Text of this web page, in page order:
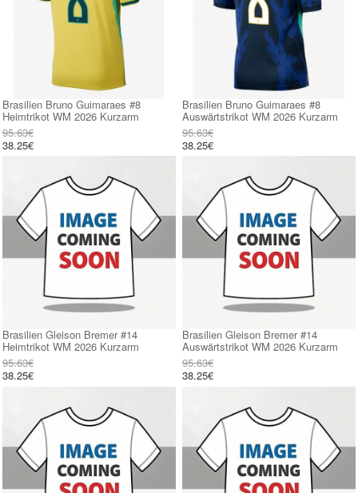
Brasilien Bruno Guimaraes #8
Heimtrikot WM 2026 Kurzarm
95.63€
38.25€
Brasilien Bruno Guimaraes #8
Auswärtstrikot WM 2026 Kurzarm
95.63€
38.25€
Brasilien Gleison Bremer #14
Heimtrikot WM 2026 Kurzarm
95.63€
38.25€
Brasilien Gleison Bremer #14
Auswärtstrikot WM 2026 Kurzarm
95.63€
38.25€